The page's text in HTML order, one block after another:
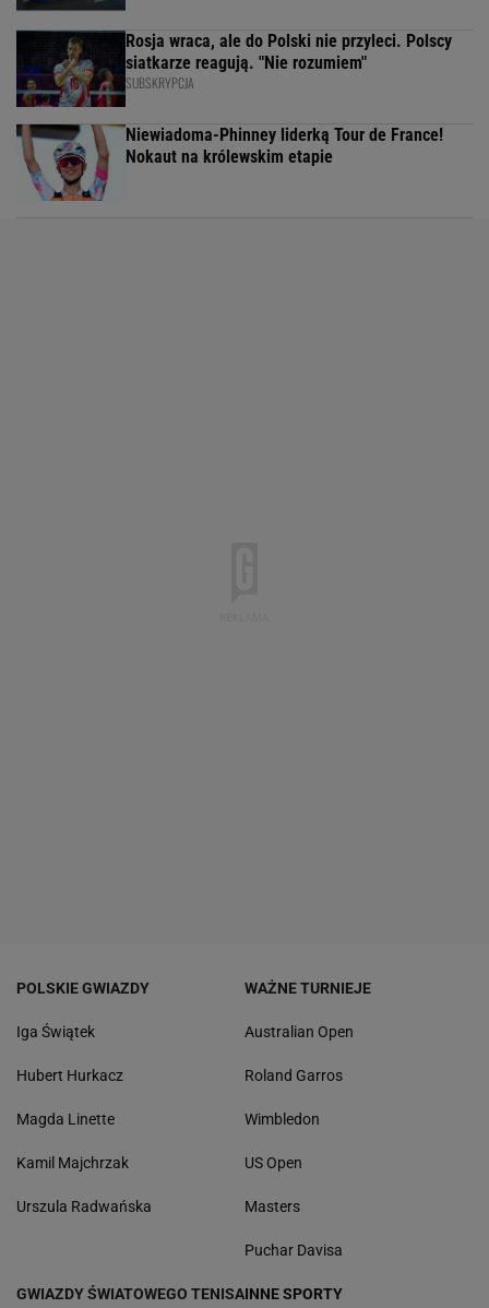
Rosja wraca, ale do Polski nie przyleci. Polscy
siatkarze reagują. "Nie rozumiem"
SUBSKRYPCJA
Niewiadoma-Phinney liderką Tour de France!
Nokaut na królewskim etapie
POLSKIE GWIAZDY
Iga Świątek
Hubert Hurkacz
Magda Linette
Kamil Majchrzak
Urszula Radwańska
WAŻNE TURNIEJE
Australian Open
Roland Garros
Wimbledon
US Open
Masters
Puchar Davisa
GWIAZDY ŚWIATOWEGO TENISAINNE SPORTY